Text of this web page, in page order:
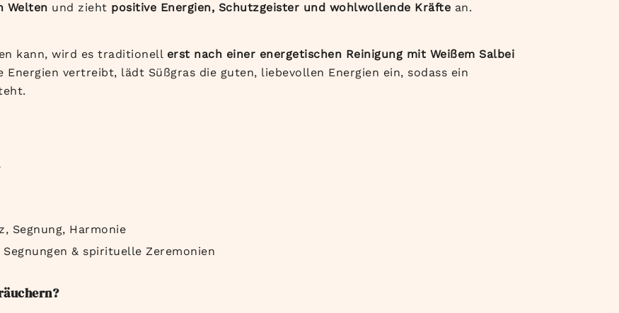
Welten und zieht positive Energien, Schutzgeister und wohlwollende Kräfte an.
kann, wird es traditionell erst nach einer energetischen Reinigung mit Weißem Salbei
vertreibt, lädt Süßgras die guten, liebevollen Energien ein, sodass ein
Segnung, Harmonie
& spirituelle Zeremonien